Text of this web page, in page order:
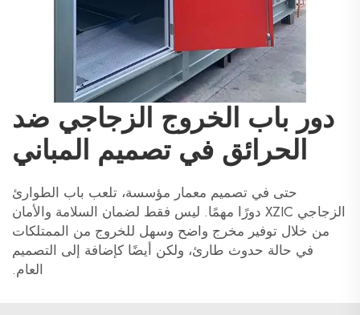
دور باب الخروج الزجاجي ضد
الحرائق في تصميم المباني
حتى في تصميم معمار مؤسسة، تلعب باب الطوارئ
الزجاجي XZIC دورًا مهمًا. ليس فقط لضمان السلامة والأمان
من خلال توفير مخرج واضح وسهل للخروج من الممتلكات
في حالة حدوث طارئ، ولكن أيضًا كإضافة إلى التصميم
العام.